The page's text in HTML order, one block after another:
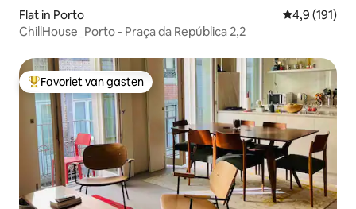
Flat in Porto Gemiddelde
4,9 (191)
ChillHouse_Porto - Praça da República 2,2
Topfavoriet van gasten
Favoriet van gasten